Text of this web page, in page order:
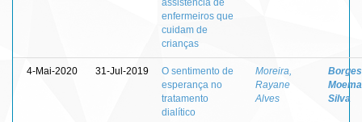
enfermeiros que
cuidam de
crianças
4-Mai-2020 31-Jul-2019
O sentimento de
esperança no
tratamento
dialítico
Moreira,
Rayane
Alves
Silva